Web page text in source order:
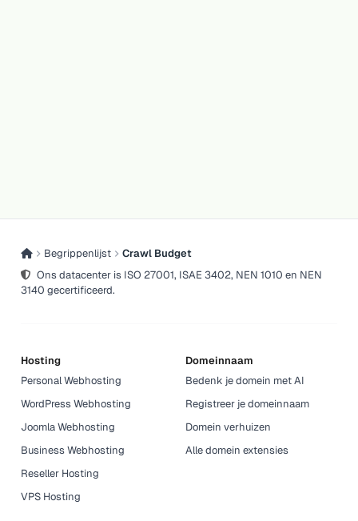
Begrippenlijst
Crawl Budget
Ons datacenter is ISO 27001, ISAE 3402, NEN 1010 en NEN
3140 gecertificeerd.
Hosting
Personal Webhosting
WordPress Webhosting
Joomla Webhosting
Business Webhosting
Reseller Hosting
VPS Hosting
Domeinnaam
Bedenk je domein met AI
Registreer je domeinnaam
Domein verhuizen
Alle domein extensies